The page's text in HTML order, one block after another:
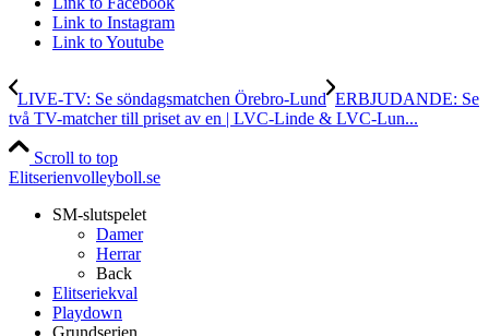
Link to Instagram
Link to Youtube
LIVE-TV: Se söndagsmatchen Örebro-Lund ERBJUDANDE: Se
två TV-matcher till priset av en | LVC-Linde & LVC-Lun...
Scroll to top
Elitserienvolleyboll.se
SM-slutspelet
Damer
Herrar
Back
Elitseriekval
Playdown
Grundserien